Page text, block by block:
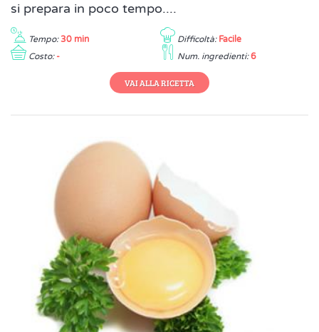
si prepara in poco tempo....
Tempo: 30 min Difficoltà: Facile
Costo: - Num. ingredienti: 6
VAI ALLA RICETTA